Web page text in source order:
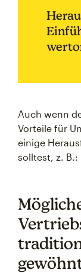
Auch wenn
Vorteile für
einige
solltest, z. B.: